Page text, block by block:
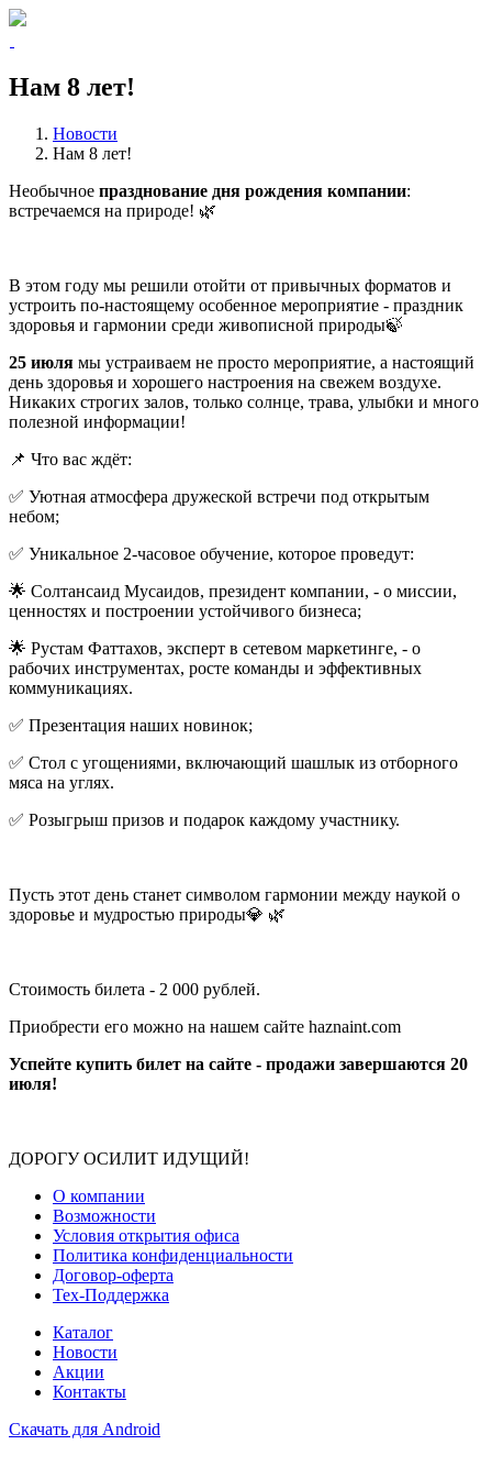
Нам 8 лет!
Новости
Нам 8 лет!
Необычное празднование дня рождения компании:
встречаемся на природе! 🌿
В этом году мы решили отойти от привычных форматов и
устроить по‑настоящему особенное мероприятие - праздник
здоровья и гармонии среди живописной природы🍃
25 июля мы устраиваем не просто мероприятие, а настоящий
день здоровья и хорошего настроения на свежем воздухе.
Никаких строгих залов, только солнце, трава, улыбки и много
полезной информации!
📌 Что вас ждёт:
✅ Уютная атмосфера дружеской встречи под открытым
небом;
✅ Уникальное 2‑часовое обучение, которое проведут:
🌟 Солтансаид Мусаидов, президент компании, - о миссии,
ценностях и построении устойчивого бизнеса;
🌟 Рустам Фаттахов, эксперт в сетевом маркетинге, - о
рабочих инструментах, росте команды и эффективных
коммуникациях.
✅ Презентация наших новинок;
✅ Стол с угощениями, включающий шашлык из отборного
мяса на углях.
✅ Розыгрыш призов и подарок каждому участнику.
Пусть этот день станет символом гармонии между наукой о
здоровье и мудростью природы💎 🌿
Стоимость билета - 2 000 рублей.
Приобрести его можно на нашем сайте haznaint.com
Успейте купить билет на сайте - продажи завершаются 20
июля!
ДОРОГУ ОСИЛИТ ИДУЩИЙ!
О компании
Возможности
Условия открытия офиса
Политика конфиденциальности
Договор-оферта
Тех-Поддержка
Каталог
Новости
Акции
Контакты
Скачать для Android